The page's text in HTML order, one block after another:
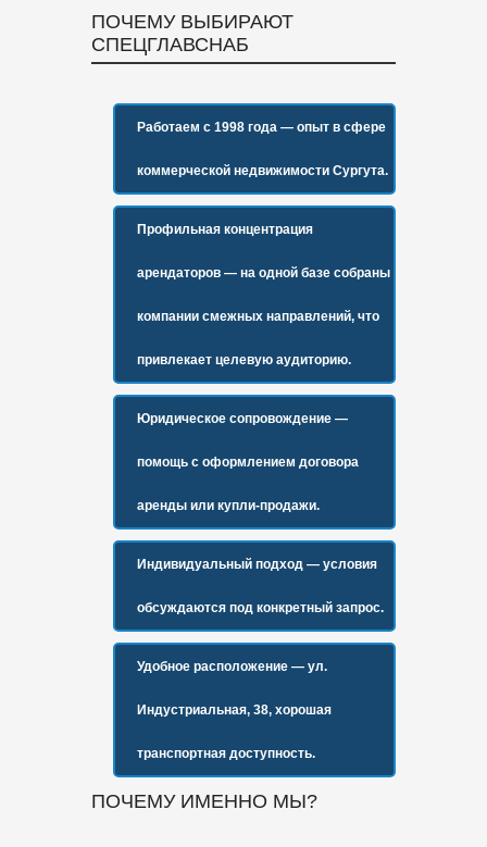
ПОЧЕМУ ВЫБИРАЮТ
СПЕЦГЛАВСНАБ
Работаем с 1998 года — опыт в сфере
коммерческой недвижимости Сургута.
Профильная концентрация
арендаторов — на одной базе собраны
компании смежных направлений, что
привлекает целевую аудиторию.
Юридическое сопровождение —
помощь с оформлением договора
аренды или купли-продажи.
Индивидуальный подход — условия
обсуждаются под конкретный запрос.
Удобное расположение — ул.
Индустриальная, 38, хорошая
транспортная доступность.
ПОЧЕМУ ИМЕННО МЫ?